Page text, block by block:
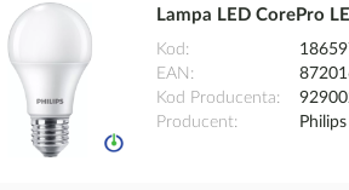
Lampa LED CorePro
Kod
EAN
Kod Producenta
Producent
Philips